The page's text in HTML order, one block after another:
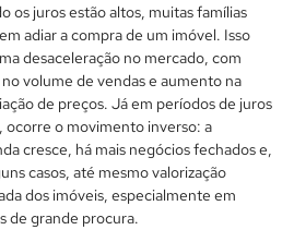
os juros estão altos, muitas famílias
adiar a compra de um imóvel. Isso
desaceleração no mercado, com
volume de vendas e aumento na
de preços. Já em períodos de juros
ocorre o movimento inverso: a
cresce, há mais negócios fechados e,
casos, até mesmo valorização
dos imóveis, especialmente em
de grande procura.